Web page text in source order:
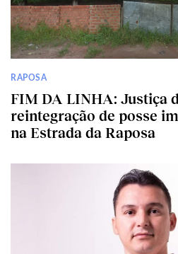
RAPOSA
FIM DA LINHA: Justiça
reintegração de posse
na Estrada da Raposa